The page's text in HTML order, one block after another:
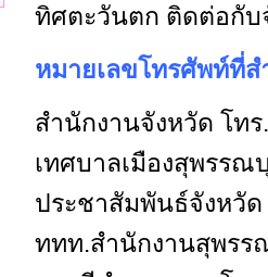
ทิศตะวันตก ติดต่อกั
หมายเลขโทรศัพท์ที่
สำนักงานจังหวัด โทร
เทศบาลเมืองสุพรรณ
ประชาสัมพันธ์จังหวัด
ททท.สำนักงานสุพรร